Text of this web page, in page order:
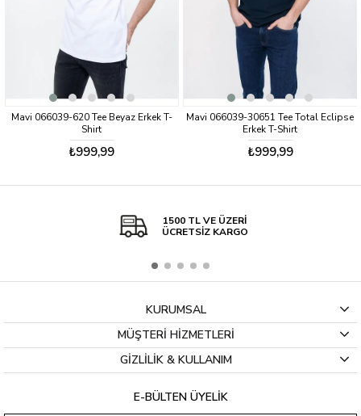
Erkek T-
Mavi 066039-30651 Tee Total Eclipse
Lee L65QAI01 Siyah
₺539,99
1500 TL VE ÜZERİ
ÜCRETSİZ KARGO
KURUMSAL
MÜŞTERİ HİZMETLERİ
GİZLİLİK & KULLANIM
E-BÜLTEN ÜYELİK